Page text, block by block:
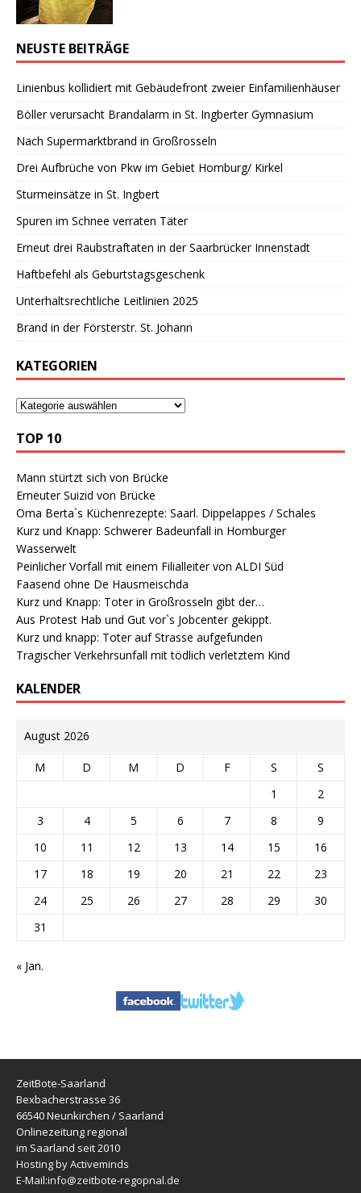
NEUSTE BEITRÄGE
Linienbus kollidiert mit Gebäudefront zweier Einfamilienhäuser
Böller verursacht Brandalarm in St. Ingberter Gymnasium
Nach Supermarktbrand in Großrosseln
Drei Aufbrüche von Pkw im Gebiet Homburg/ Kirkel
Sturmeinsätze in St. Ingbert
Spuren im Schnee verraten Täter
Erneut drei Raubstraftaten in der Saarbrücker Innenstadt
Haftbefehl als Geburtstagsgeschenk
Unterhaltsrechtliche Leitlinien 2025
Brand in der Försterstr. St. Johann
KATEGORIEN
TOP 10
Mann stürtzt sich von Brücke
Erneuter Suizid von Brücke
Oma Berta`s Küchenrezepte: Saarl. Dippelappes / Schales
Kurz und Knapp: Schwerer Badeunfall in Homburger
Wasserwelt
Peinlicher Vorfall mit einem Filialleiter von ALDI Süd
Faasend ohne De Hausmeischda
Kurz und Knapp: Toter in Großrosseln gibt der…
Aus Protest Hab und Gut vor`s Jobcenter gekippt.
Kurz und knapp: Toter auf Strasse aufgefunden
Tragischer Verkehrsunfall mit tödlich verletztem Kind
KALENDER
August 2026
M D M D F S
S
1
2
3
4 5 6 7 8
9
10
11 12 13 14 15
16
17
18 19 20 21 22
23
24
25 26 27 28 29
30
31
« Jan.
ZeitBote-Saarland
Bexbacherstrasse 36
66540 Neunkirchen / Saarland
Onlinezeitung regional
im Saarland seit 2010
Hosting by Activeminds
E-Mail:info@zeitbote-regopnal.de